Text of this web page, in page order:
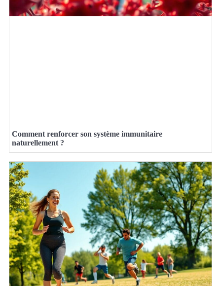
Comment renforcer son système immunitaire
naturellement ?